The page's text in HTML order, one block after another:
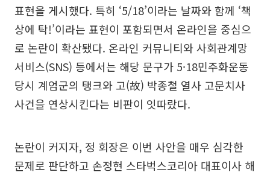
표현을 게시했다. 특히 ‘5/18’이라는 날짜와 함께 ‘책
상에 탁!’이라는 표현이 포함되면서 온라인을 중심으
로 논란이 확산됐다. 온라인 커뮤니티와 사회관계망
서비스(SNS) 등에서는 해당 문구가 5·18민주화운동
당시 계엄군의 탱크와 고(故) 박종철 열사 고문치사
사건을 연상시킨다는 비판이 잇따랐다.
논란이 커지자, 정 회장은 이번 사안을 매우 심각한
문제로 판단하고 손정현 스타벅스코리아 대표이사 해